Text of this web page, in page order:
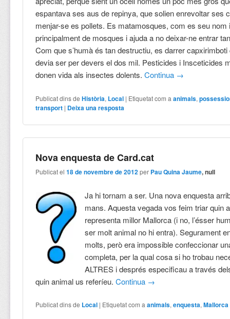
espantava ses aus de repinya, que solien enrevoltar ses
menjar-se es pollets. Es matamosques, com es seu nom
principalment de mosques i ajuda a no deixar-ne entrar
Com que s’humà és tan destructiu, es darrer
devia ser per devers el dos mil. Pesticides i Insceticides
donen vida als insectes dolents.Continua →
Publicat dins de Història, Local | Etiquetat com a animals,
transport | Deixa una resposta
Nova enquesta de Card.cat
Publicat el18 de novembre de 2012 per Pau Quina Jaume, null
Ja hi tornam a ser. Una nova enquesta
mans. Aquesta vegada vos feim triar quin
representa millor Mallorca (i no, l’ésser
ser molt animal no hi entra). Segurament
molts, però era impossible confeccionar
completa, per la qual cosa si ho trobau
ALTRES i després especificau a través
quin animal us referíeu.Continua →
Publicat dins de Local | Etiquetat com a animals,enquesta,Mallorca